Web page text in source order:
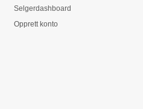
Selgerdashboard
Opprett konto